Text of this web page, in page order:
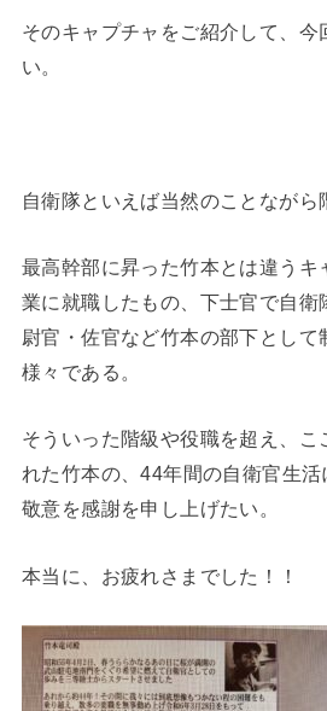
そのキャプチャをご紹介して、今
い。
自衛隊といえば当然のことながら
最高幹部に昇った竹本とは違うキ
業に就職したもの、下士官で自衛
尉官・佐官など竹本の部下とし
様々である。
そういった階級や役職を超え、こ
れた竹本の、44年間の自衛官生
敬意を感謝を申し上げたい。
本当に、お疲れさまでした！！